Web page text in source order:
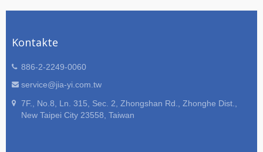
Kontakte
886-2-2249-0060
service@jia-yi.com.tw
7F., No.8, Ln. 315, Sec. 2, Zhongshan Rd., Zhonghe Dist.,
New Taipei City 23558, Taiwan